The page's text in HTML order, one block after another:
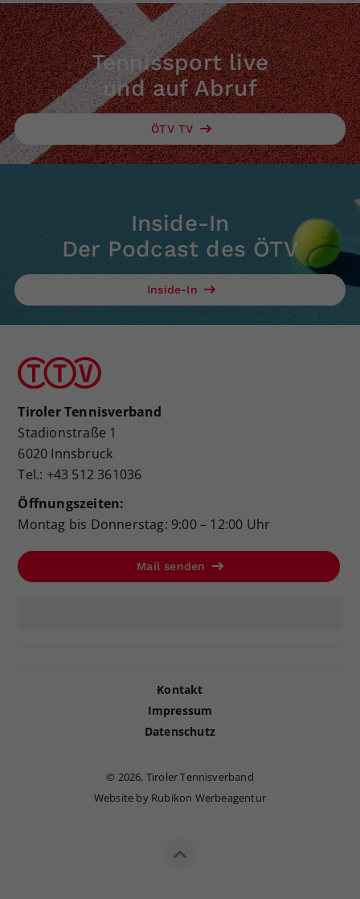
Tennissport live
und auf Abruf
ÖTV TV
Inside-In
Der Podcast des ÖTV
Inside-In
Tiroler Tennisverband
Stadionstraße 1
6020 Innsbruck
Tel.: +43 512 361036
Öffnungszeiten:
Montag bis Donnerstag: 9:00 – 12:00 Uhr
Mail senden
Kontakt
Impressum
Datenschutz
© 2026, Tiroler Tennisverband
Website by Rubikon Werbeagentur